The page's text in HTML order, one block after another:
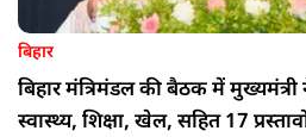
बिहार
बिहार मंत्रिमंडल की बैठक में
स्वास्थ्य, शिक्षा, खेल, सहित 17